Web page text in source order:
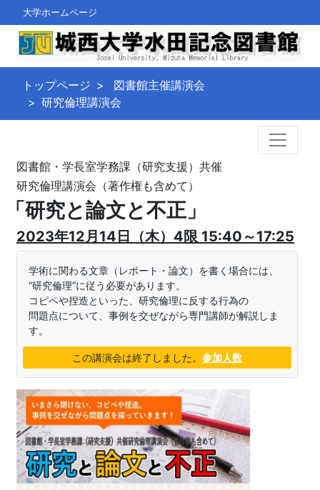
大学ホームページ
トップページ
図書館主催講演会
研究倫理講演会
図書館・学長室学務課（研究支援）共催
研究倫理講演会（著作権も含めて）
「研究と論文と不正」
2023年12月14日（木）4限 15:40～17:25
学術に関わる文章（レポート・論文）を書く場合には、
“研究倫理”に従う必要があります。
コピペや捏造といった、研究倫理に反する行為の
問題点について、事例を交ぜながら専門講師が解説しま
す。
この講演会は終了しました。 参加人数